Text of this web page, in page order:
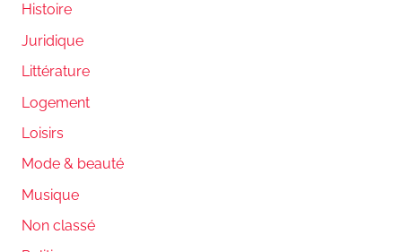
Histoire
Juridique
Littérature
Logement
Loisirs
Mode & beauté
Musique
Non classé